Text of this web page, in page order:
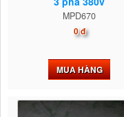
MPD670
0 đ
MUA HÀNG